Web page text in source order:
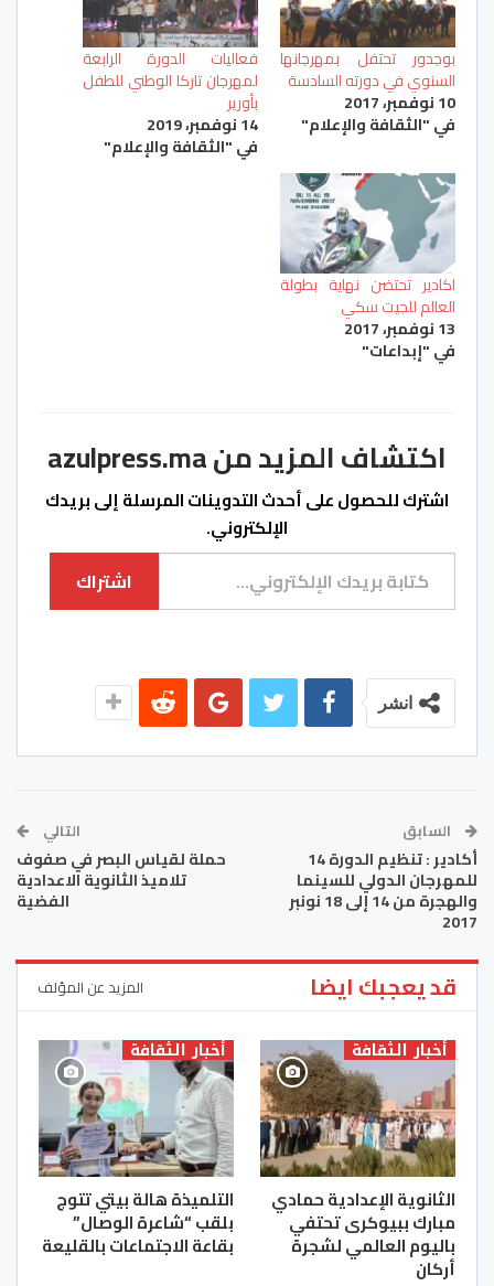
بوجدور تحتفل بمهرجانها
السنوي في دورته السادسة
10 نوفمبر، 2017
في "الثقافة والإعلام"
فعاليات الدورة الرابعة
لمهرجان تاركا الوطني للطفل
بأورير
14 نوفمبر، 2019
في "الثقافة والإعلام"
اكادير تحتضن نهاية بطولة
العالم للجيت سكي
13 نوفمبر، 2017
في "إبداعات"
اكتشاف المزيد من azulpress.ma
اشترك للحصول على أحدث التدوينات المرسلة إلى بريدك
الإلكتروني.
كتابة بريدك الإلكتروني...
اشتراك
انشر
السابق
أكادير : تنظيم الدورة 14
للمهرجان الدولي للسينما
والهجرة من 14 إلى 18 نونبر
2017
التالي
حملة لقياس البصر في صفوف
تلاميذ الثانوية الاعدادية
الفضية
قد يعجبك ايضا المزيد عن المؤلف
أخبار الثقافة
الثانوية الإعدادية حمادي
مبارك ببيوكرى تحتفي
باليوم العالمي لشجرة
أركان
أخبار الثقافة
التلميذة هالة بيتي تتوج
بلقب “شاعرة الوصال”
بقاعة الاجتماعات بالقليعة